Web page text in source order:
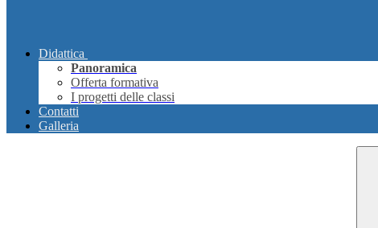
Didattica
Panoramica
Offerta formativa
I progetti delle classi
Contatti
Galleria